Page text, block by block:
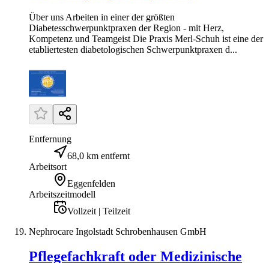
Über uns Arbeiten in einer der größten
Diabetesschwerpunktpraxen der Region - mit Herz,
Kompetenz und Teamgeist Die Praxis Merl-Schuh ist eine der
etabliertesten diabetologischen Schwerpunktpraxen d...
Entfernung
68,0 km entfernt
Arbeitsort
Eggenfelden
Arbeitszeitmodell
Vollzeit | Teilzeit
Nephrocare Ingolstadt Schrobenhausen GmbH
Pflegefachkraft oder Medizinische